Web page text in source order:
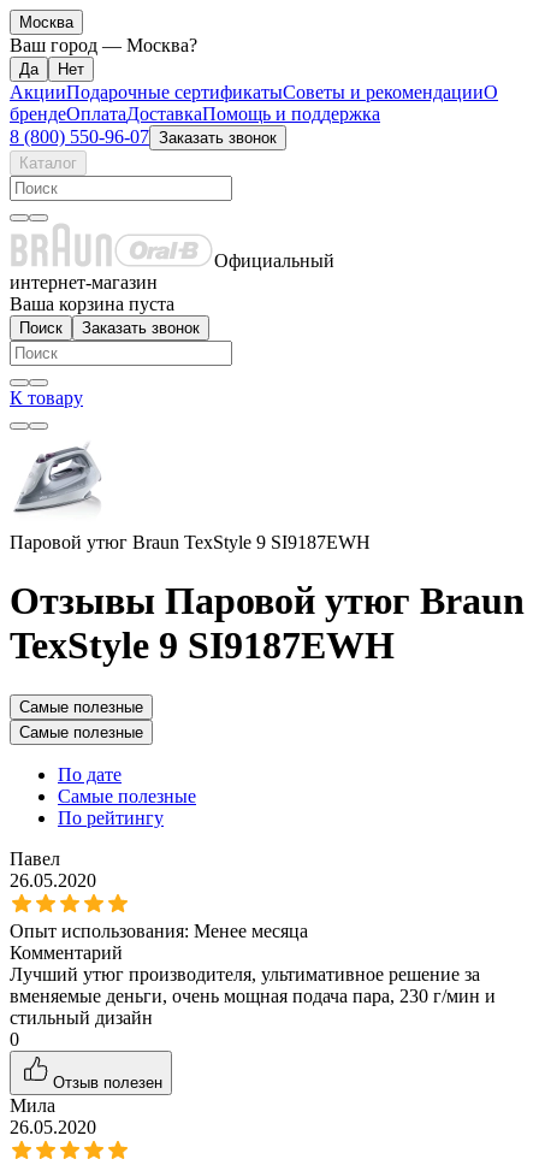
Москва
Ваш город — Москва?
АкцииПодарочные сертификатыСоветы и рекомендацииО
брендеОплатаДоставкаПомощь и поддержка
8 (800) 550-96-07 Заказать звонок
Каталог
Официальный
интернет-магазин
Ваша корзина пуста
Поиск Заказать звонок
К товару
Паровой утюг Braun TexStyle 9 SI9187EWH
Отзывы Паровой утюг Braun
TexStyle 9 SI9187EWH
Самые полезные
Самые полезные
По дате
Самые полезные
По рейтингу
Павел
26.05.2020
Опыт использования: Менее месяца
Комментарий
Лучший утюг производителя, ультимативное решение за
вменяемые деньги, очень мощная подача пара, 230 г/мин и
стильный дизайн
0
Отзыв полезен
Мила
26.05.2020